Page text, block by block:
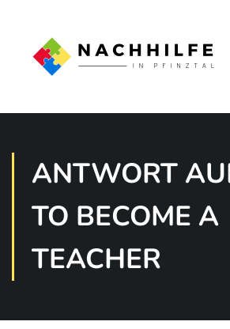
ANTWORT
TO BECOME A
TEACHER